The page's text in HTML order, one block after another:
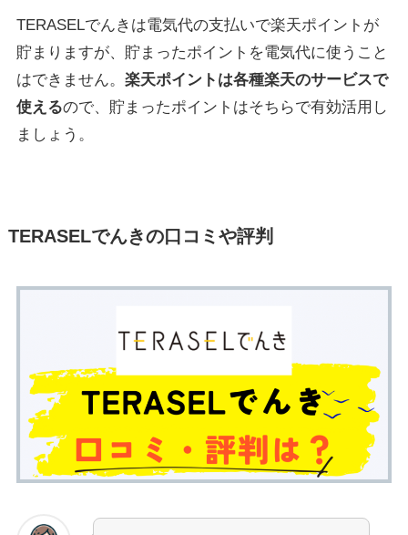
TERASELでんきは電気代の支払いで楽天ポイントが
貯まりますが、貯まったポイントを電気代に使うこと
はできません。 楽天ポイントは各種楽天のサービスで
使えるので、貯まったポイントはそちらで有効活用し
ましょう。
TERASELでんきの口コミや評判